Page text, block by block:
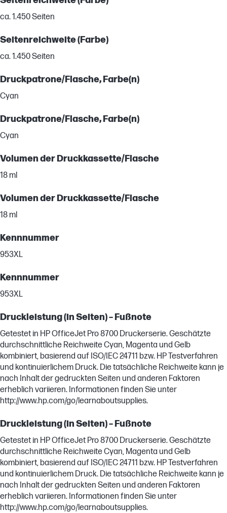
ca. 1.450 Seiten
Seitenreichweite (Farbe)
ca. 1.450 Seiten
Druckpatrone/Flasche, Farbe(n)
Cyan
Druckpatrone/Flasche, Farbe(n)
Cyan
Volumen der Druckkassette/Flasche
18 ml
Volumen der Druckkassette/Flasche
18 ml
Kennnummer
953XL
Kennnummer
953XL
Druckleistung (in Seiten) – Fußnote
Getestet in HP OfficeJet Pro 8700 Druckerserie. Geschätzte
durchschnittliche Reichweite Cyan, Magenta und Gelb
kombiniert, basierend auf ISO/IEC 24711 bzw. HP Testverfahren
und kontinuierlichem Druck. Die tatsächliche Reichweite kann je
nach Inhalt der gedruckten Seiten und anderen Faktoren
erheblich variieren. Informationen finden Sie unter
http://www.hp.com/go/learnaboutsupplies.
Druckleistung (in Seiten) – Fußnote
Getestet in HP OfficeJet Pro 8700 Druckerserie. Geschätzte
durchschnittliche Reichweite Cyan, Magenta und Gelb
kombiniert, basierend auf ISO/IEC 24711 bzw. HP Testverfahren
und kontinuierlichem Druck. Die tatsächliche Reichweite kann je
nach Inhalt der gedruckten Seiten und anderen Faktoren
erheblich variieren. Informationen finden Sie unter
http://www.hp.com/go/learnaboutsupplies.